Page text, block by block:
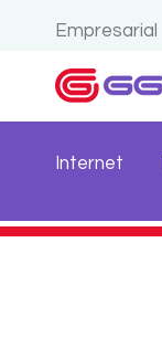
Empresarial
Internet